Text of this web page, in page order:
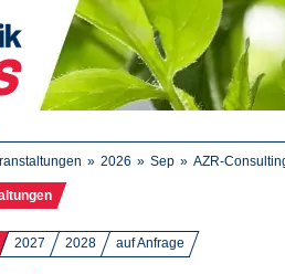
2026 Sep AZR-
2027 2028 auf Anfrage